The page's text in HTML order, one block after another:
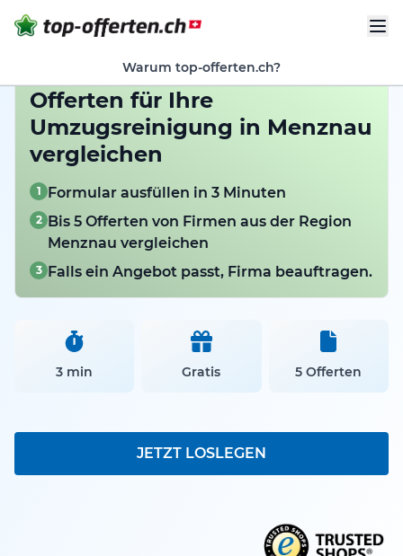
Warum top-offerten.ch?
Offerten für Ihre
Umzugsreinigung in Menznau
vergleichen
1 Formular ausfüllen in 3 Minuten
2 Bis 5 Offerten von Firmen aus der Region
Menznau vergleichen
3 Falls ein Angebot passt, Firma beauftragen.
3 min Gratis 5 Offerten
JETZT LOSLEGEN